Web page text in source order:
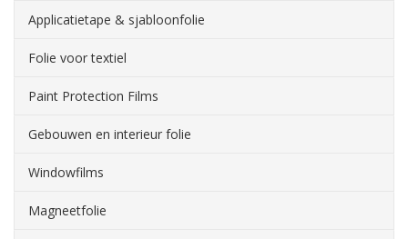
Applicatietape & sjabloonfolie
Folie voor textiel
Paint Protection Films
Gebouwen en interieur folie
Windowfilms
Magneetfolie